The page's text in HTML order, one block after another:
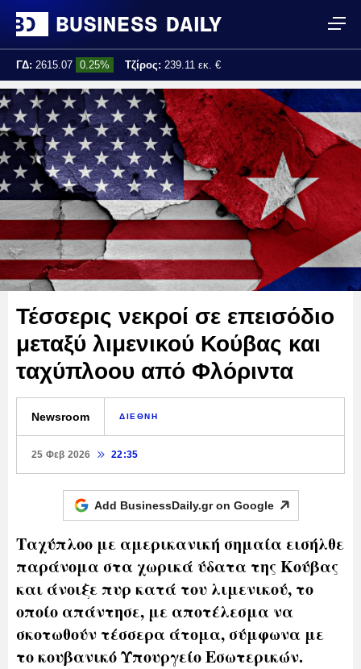
ΓΔ: 2615.07 0.25% Τζίρος: 239.11 εκ. €
Τελ. ενημέρωση: 17:25:01
Τέσσερις νεκροί σε επεισόδιο
μεταξύ λιμενικού Κούβας και
ταχύπλοου από Φλόριντα
Newsroom ΔΙΕΘΝΗ
25 Φεβ 2026 22:35
Add BusinessDaily.gr on Google
Ταχύπλοο με αμερικανική σημαία εισήλθε
παράνομα στα χωρικά ύδατα της Κούβας
και άνοιξε πυρ κατά του λιμενικού, το
οποίο απάντησε, με αποτέλεσμα να
σκοτωθούν τέσσερα άτομα, σύμφωνα με
το κουβανικό Υπουργείο Εσωτερικών.